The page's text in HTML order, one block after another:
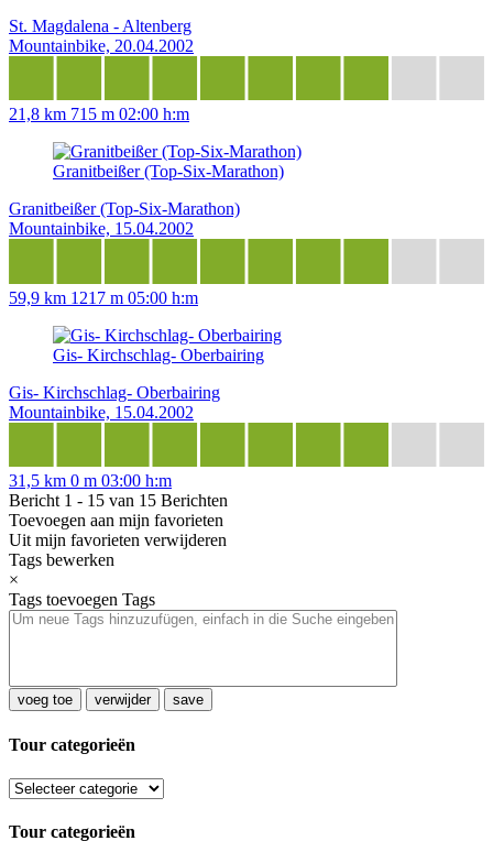
St. Magdalena - Altenberg
Mountainbike, 20.04.2002
21,8 km 715 m 02:00 h:m
Granitbeißer (Top-Six-Marathon)
Granitbeißer (Top-Six-Marathon)
Mountainbike, 15.04.2002
59,9 km 1217 m 05:00 h:m
Gis- Kirchschlag- Oberbairing
Gis- Kirchschlag- Oberbairing
Mountainbike, 15.04.2002
31,5 km 0 m 03:00 h:m
Bericht 1 - 15 van 15 Berichten
Toevoegen aan mijn favorieten
Uit mijn favorieten verwijderen
Tags bewerken
×
Tags toevoegen Tags
voeg toe verwijder save
Tour categorieën
Tour categorieën